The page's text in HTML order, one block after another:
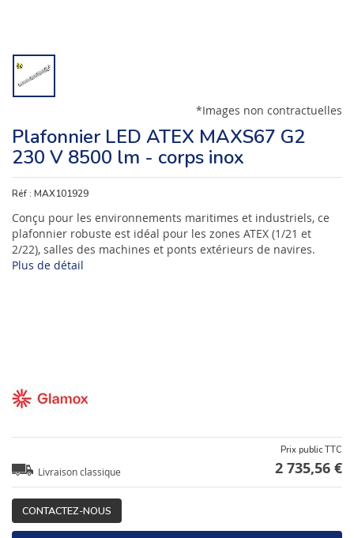
*Images non contractuelles
Plafonnier LED ATEX MAXS67 G2
230 V 8500 lm - corps inox
Réf : MAX101929
Conçu pour les environnements maritimes et industriels, ce
plafonnier robuste est idéal pour les zones ATEX (1/21 et
2/22), salles des machines et ponts extérieurs de navires.
Plus de détail
Livraison classique
Prix public TTC
2 735,56 €
CONTACTEZ-NOUS